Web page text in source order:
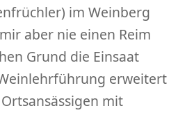
im Weinberg
aber nie einen Reim
Grund die Einsaat
erweitert
mit